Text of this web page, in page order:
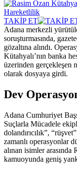
TAKİP ET
Adana merkezli
soruşturmasında,
gözaltına alındı.
Kütahyalı’nın banka
üzerinden gerçekleşen
olarak dosyaya girdi.
Dev
Adana Cumhuriyet
Suçlarla Mücadele
dolandırıcılık”,
zamanlı operasyonlar
alınan isimler arasında
kamuoyunda geniş